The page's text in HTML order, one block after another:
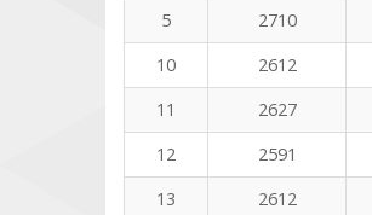
5
2710
10
2612
11
2627
12
2591
13
2612